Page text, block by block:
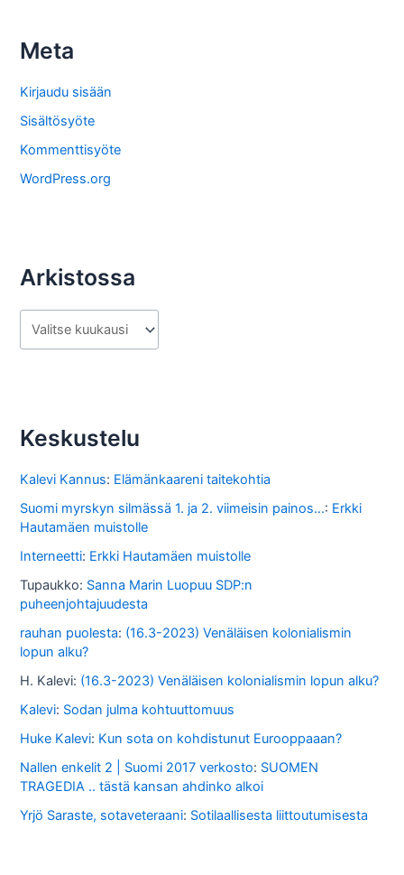
s
o
s
t
a
Meta
Kirjaudu sisään
Sisältösyöte
Kommenttisyöte
WordPress.org
Arkistossa
r
s
o
s
s
a
Keskustelu
Kalevi Kannus: Elämänkaareni taitekohtia
Suomi myrskyn silmässä 1. ja 2. viimeisin painos...: Erkki
Hautamäen muistolle
Interneetti: Erkki Hautamäen muistolle
Tupaukko: Sanna Marin Luopuu SDP:n
puheenjohtajuudesta
rauhan puolesta: (16.3-2023) Venäläisen kolonialismin
lopun alku?
H. Kalevi: (16.3-2023) Venäläisen kolonialismin lopun alku?
Kalevi: Sodan julma kohtuuttomuus
Huke Kalevi: Kun sota on kohdistunut Eurooppaaan?
Nallen enkelit 2 | Suomi 2017 verkosto: SUOMEN
TRAGEDIA .. tästä kansan ahdinko alkoi
Yrjö Saraste, sotaveteraani: Sotilaallisesta liittoutumisesta